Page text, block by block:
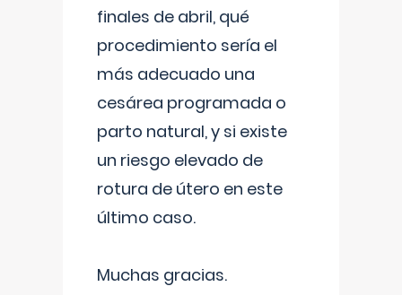
finales de abril, qué
procedimiento sería el
más adecuado una
cesárea programada o
parto natural, y si existe
un riesgo elevado de
rotura de útero en este
último caso.
Muchas gracias.